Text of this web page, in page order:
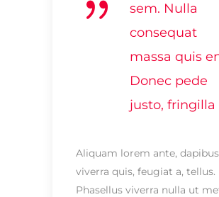
sem. Nulla
consequat
massa quis
Donec pede
justo, fringilla
Aliquam lorem ante,
viverra quis, feugiat a, tellus.
Phasellus viverra nulla ut